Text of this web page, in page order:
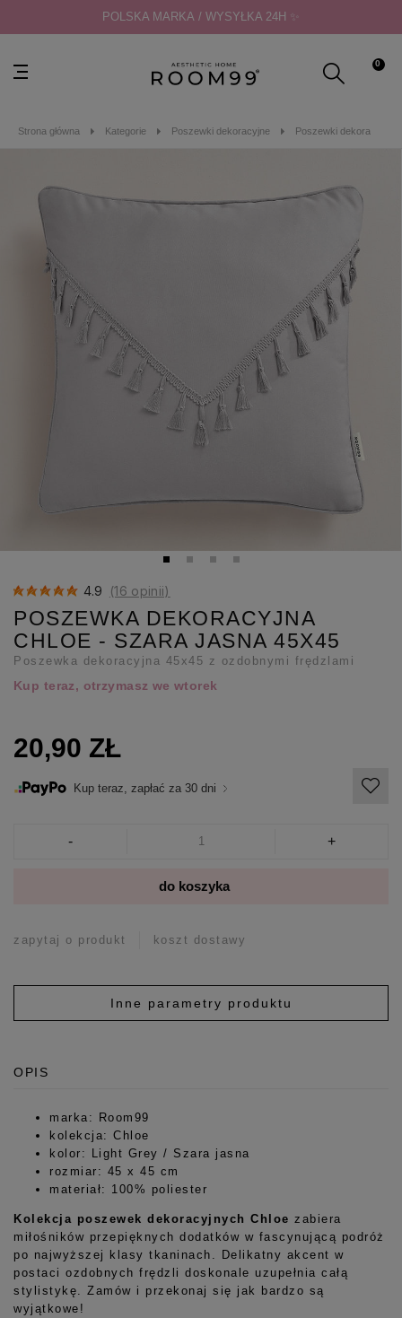
POLSKA MARKA / WYSYŁKA 24H ✨
0
Strona główna Kategorie Poszewki dekoracyjne Poszewki dekoracyjne
4.9 (16 opinii)
POSZEWKA DEKORACYJNA
CHLOE - SZARA JASNA 45X45
Poszewka dekoracyjna 45x45 z ozdobnymi frędzlami
Kup teraz, otrzymasz we wtorek
20,90 ZŁ
Kup teraz, zapłać za 30 dni
- +
do koszyka
zapytaj o produkt koszt dostawy
Inne parametry produktu
OPIS
marka: Room99
kolekcja: Chloe
kolor: Light Grey / Szara jasna
rozmiar: 45 x 45 cm
materiał: 100% poliester
Kolekcja poszewek dekoracyjnych Chloe zabiera
miłośników przepięknych dodatków w fascynującą podróż
po najwyższej klasy tkaninach. Delikatny akcent w
postaci ozdobnych frędzli doskonale uzupełnia całą
stylistykę. Zamów i przekonaj się jak bardzo są
wyjątkowe!